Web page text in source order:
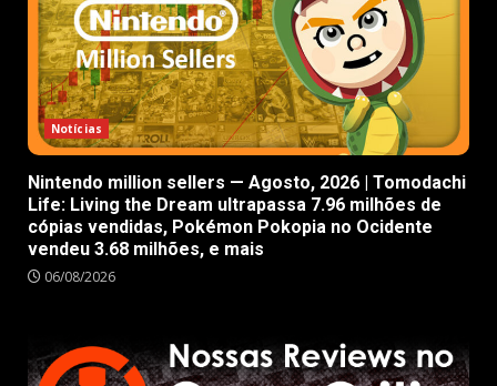
Notícias
Nintendo million sellers — Agosto, 2026 | Tomodachi
Life: Living the Dream ultrapassa 7.96 milhões de
cópias vendidas, Pokémon Pokopia no Ocidente
vendeu 3.68 milhões, e mais
06/08/2026